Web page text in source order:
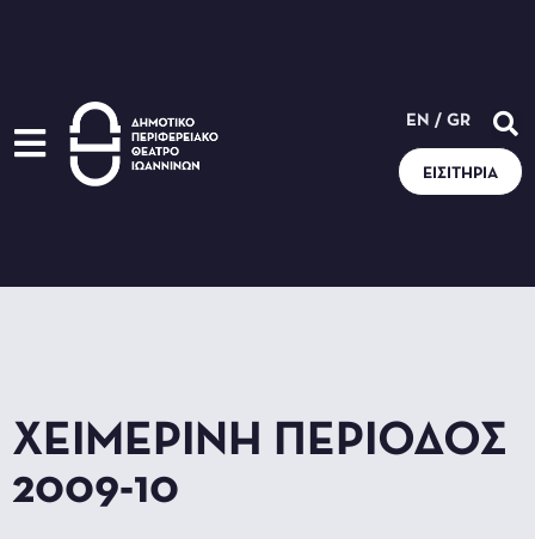
EN / GR
ΕΙΣΙΤΉΡΙΑ
ΧΕΙΜΕΡΙΝΉ ΠΕΡΊΟΔΟΣ
2009-10